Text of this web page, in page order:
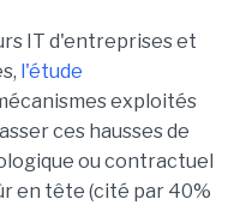
IT d'entreprises et
l'étude
exploités
ces hausses de
ou contractuel
en tête (cité par 40%